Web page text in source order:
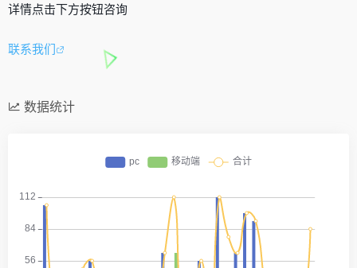
详情点击下方按钮咨询
联系我们
数据统计